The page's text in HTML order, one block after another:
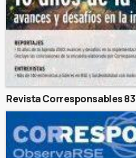
Revista Corresponsables 83